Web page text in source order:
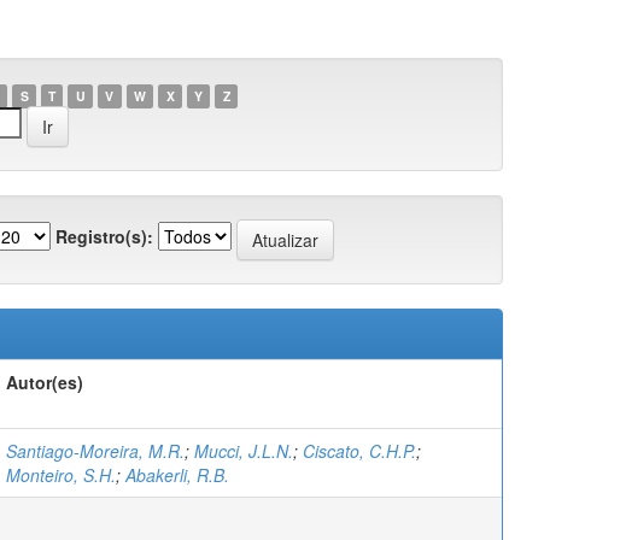
S T U V W X Y Z
Registro(s):
Autor(es)
Santiago-Moreira, M.R.; Mucci, J.L.N.; Ciscato, C.H.P.;
Monteiro, S.H.; Abakerli, R.B.